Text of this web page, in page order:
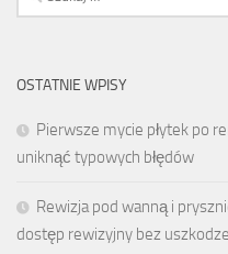
OSTATNIE WPISY
Pierwsze mycie płytek po
uniknąć typowych błędów
Rewizja pod wanną i
dostęp rewizyjny bez